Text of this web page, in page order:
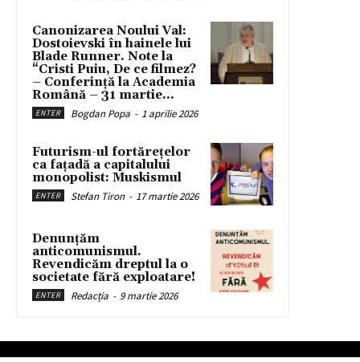
Canonizarea Noului Val:
Dostoievski în hainele lui
Blade Runner. Note la
“Cristi Puiu, De ce filmez?
– Conferință la Academia
Română – 31 martie...
ENTER Bogdan Popa - 1 aprilie 2026
Futurism-ul fortărețelor
ca fațadă a capitalului
monopolist: Muskismul
ENTER Stefan Tiron - 17 martie 2026
Denunțăm
anticomunismul.
Revendicăm dreptul la o
societate fără exploatare!
ENTER Redacția - 9 martie 2026